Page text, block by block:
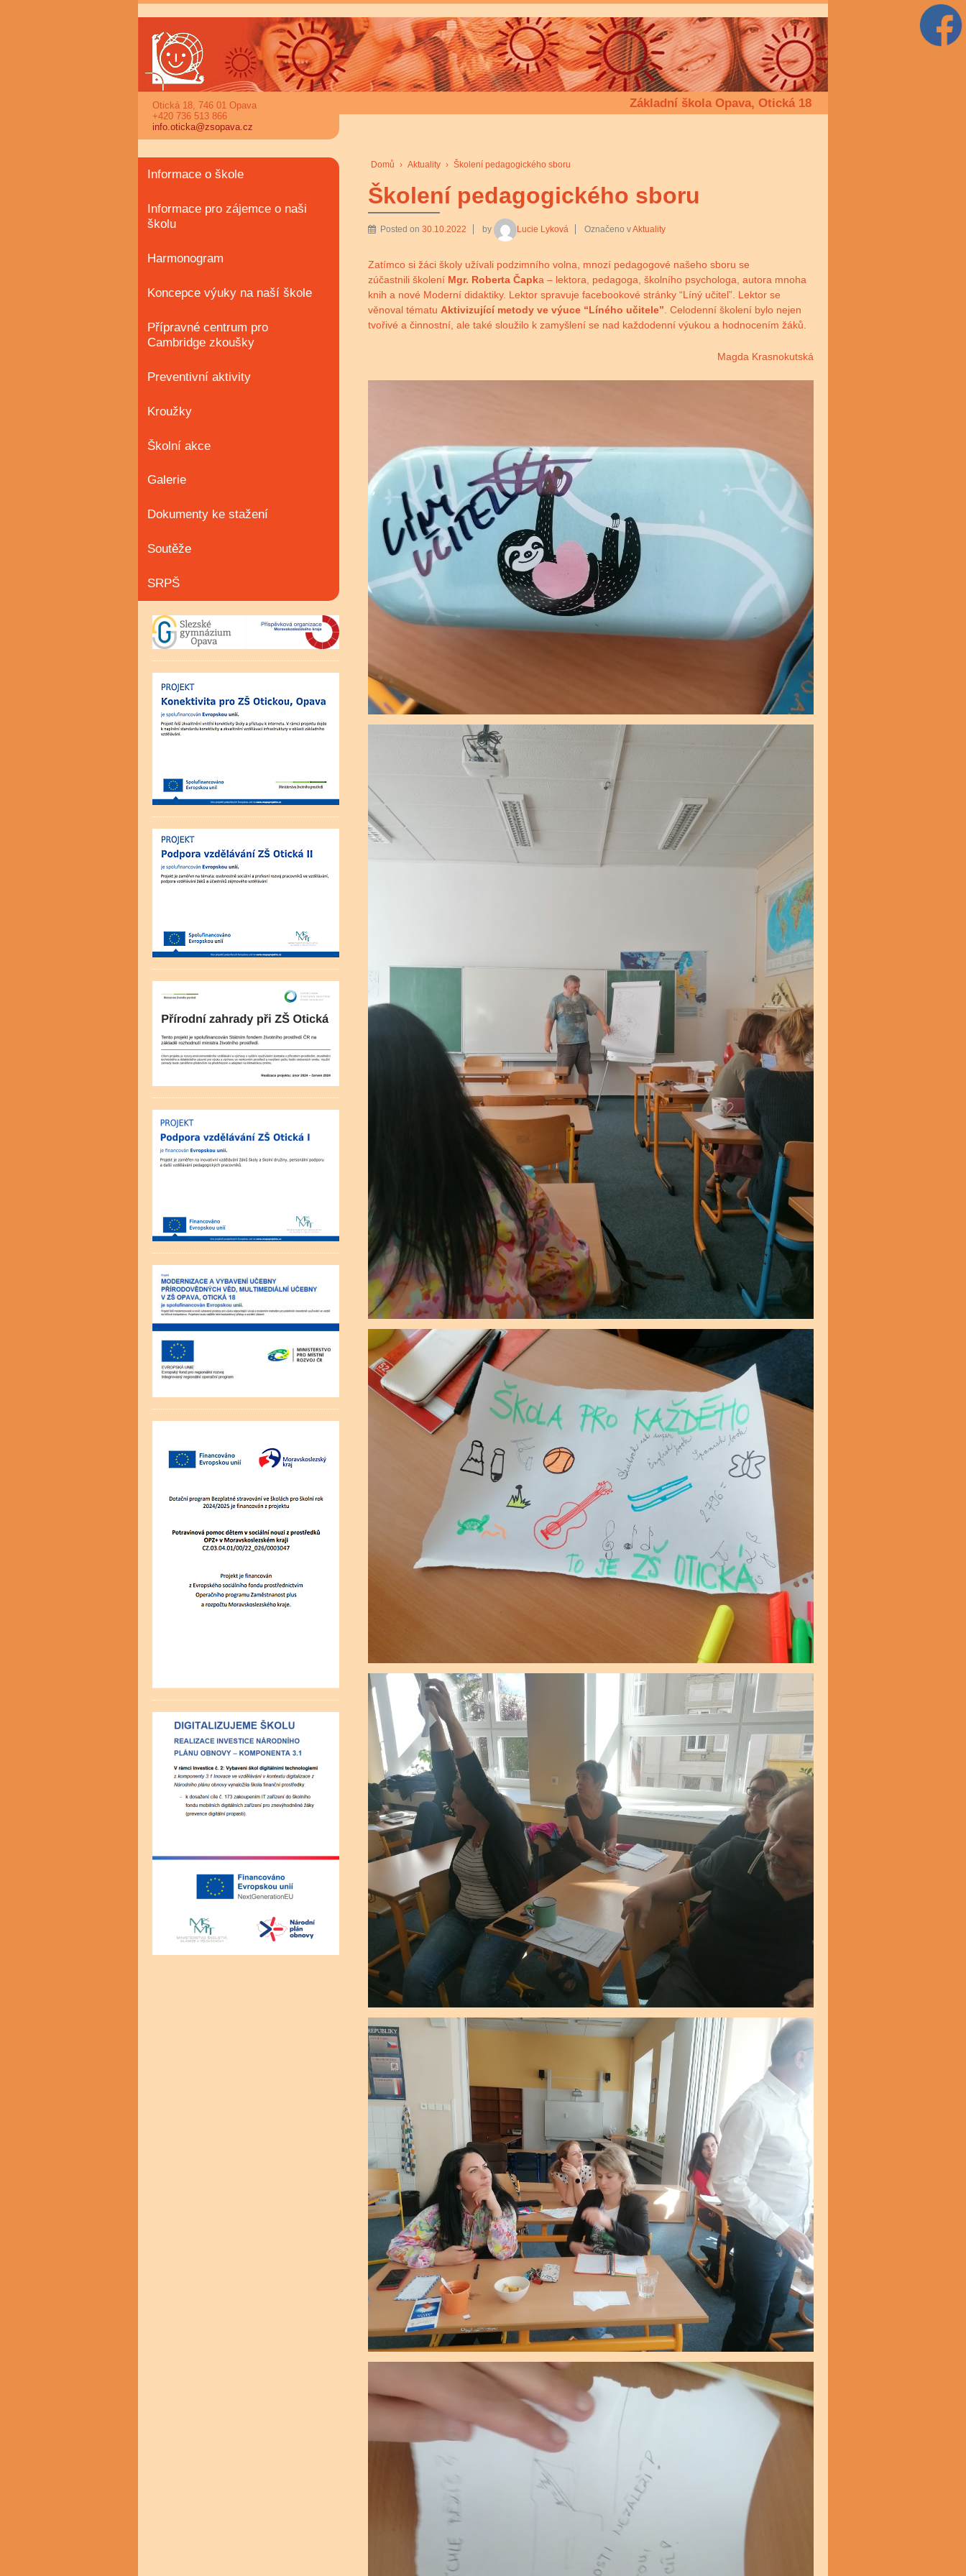
Základní škola Opava, Otická 18
Domů › Aktuality › Školení pedagogického sboru
Školení pedagogického sboru
Posted on30.10.2022 by Lucie Lyková Označeno vAktuality
Zatímco si žáci školy užívali podzimního volna, mnozí pedagogové našeho sboru se
zúčastnili školení Mgr. Roberta Čapka – lektora, pedagoga, školního psychologa, autora mnoha
knih a nové Moderní didaktiky. Lektor spravuje facebookové stránky “Líný učitel”. Lektor se
věnoval tématuAktivizující metody ve výuce “Líného učitele”. Celodenní školení bylo nejen
tvořivé a činnostní, ale také sloužilo k zamyšlení se nad každodenní výukou a hodnocením žáků.
Magda Krasnokutská
Otická 18, 746 01 Opava
+420 736 513 866
info.oticka@zsopava.cz
Informace o škole
Informace pro zájemce o naši
školu
Harmonogram
Koncepce výuky na naší škole
Přípravné centrum pro
Cambridge zkoušky
Preventivní aktivity
Kroužky
Školní akce
Galerie
Dokumenty ke stažení
Soutěže
SRPŠ